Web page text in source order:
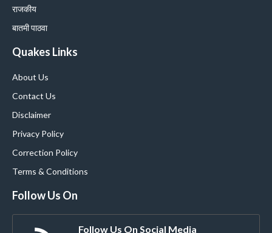
राजकीय
बातमी पाठवा
Quakes Links
About Us
Contact Us
Disclaimer
Privacy Policy
Correction Policy
Terms & Conditions
Follow Us On
Follow Us On Social Media